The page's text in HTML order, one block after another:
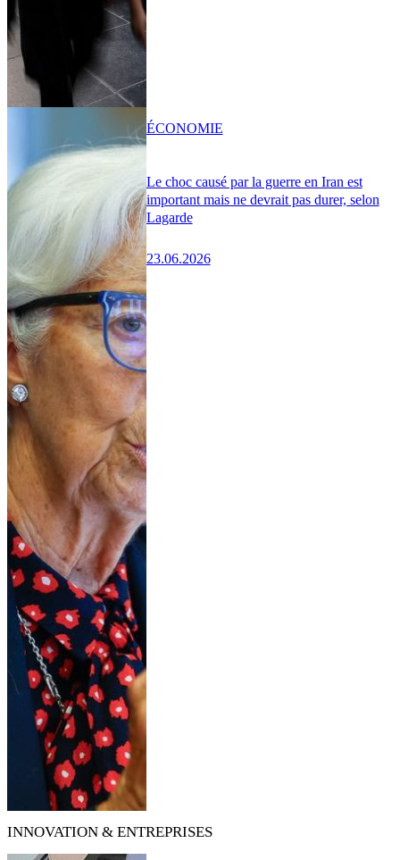
Le choc causé par la guerre en Iran est
important mais ne devrait pas durer, selon
Lagarde
23.06.2026
ÉCONOMIE
INNOVATION & ENTREPRISES